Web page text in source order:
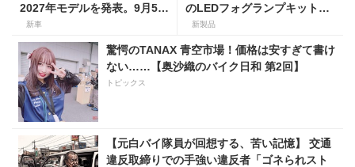
2027年モデルを発表。9月5日
より販売開始！
新車
のLEDフォグランプキットに
ホンダ ダックス／グロム用が
登場
新製品
驚愕のTANAX 青空市場！価格は安すぎて書け
ない……【奥沙織のバイク日和 第2回】
トピックス
【元白バイ隊員が回想する、苦い記憶】 交通
違反取締りでの手強い違反者「ゴネられスト